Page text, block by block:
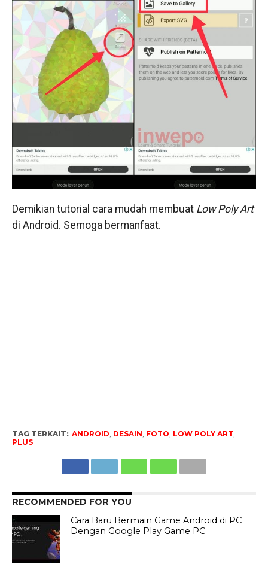
Demikian tutorial cara mudah membuat Low Poly Art
di Android. Semoga bermanfaat.
TAG TERKAIT: ANDROID DESAIN FOTO LOW POLY ART
PLUS
RECOMMENDED FOR YOU
Cara Baru Bermain Game Android di PC
Dengan Google Play Game PC